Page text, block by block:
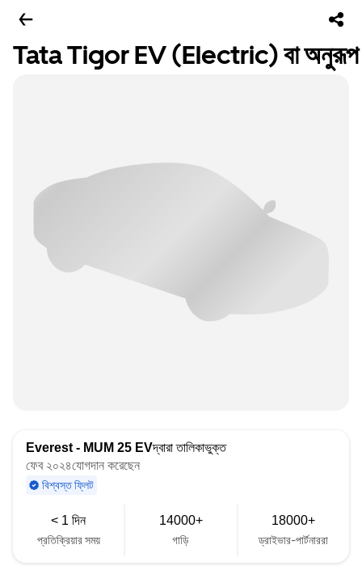
Tata Tigor EV (Electric) বা অনুরূপ
Everest - MUM 25 EVদ্বারা তালিকাভুক্ত
ফেব ২০২৪যোগদান করেছেন
বিশ্বস্ত ফ্লিট
< 1 দিন
প্রতিক্রিয়ার সময়
14000+
গাড়ি
18000+
ড্রাইভার-পার্টনাররা